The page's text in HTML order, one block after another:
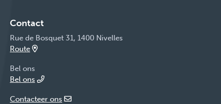
Contact
Rue de Bosquet 31, 1400 Nivelles
Route
Bel ons
Bel ons
Contacteer ons